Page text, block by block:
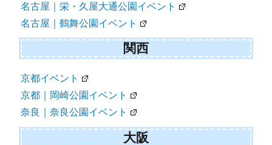
名古屋｜栄・久屋大通公園イベント
名古屋｜鶴舞公園イベント
関西
京都イベント
京都｜岡崎公園イベント
奈良｜奈良公園イベント
大阪